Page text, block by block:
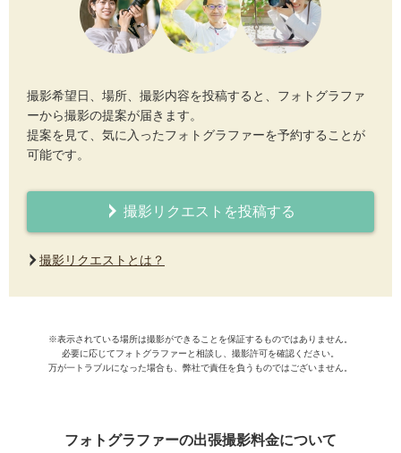
撮影希望日、場所、撮影内容を投稿すると、フォトグラファ
ーから撮影の提案が届きます。
提案を見て、気に入ったフォトグラファーを予約することが
可能です。
撮影リクエストを投稿する
撮影リクエストとは？
※表示されている場所は撮影ができることを保証するものではありません。
必要に応じてフォトグラファーと相談し、撮影許可を確認ください。
万が一トラブルになった場合も、弊社で責任を負うものではございません。
フォトグラファーの出張撮影料金について